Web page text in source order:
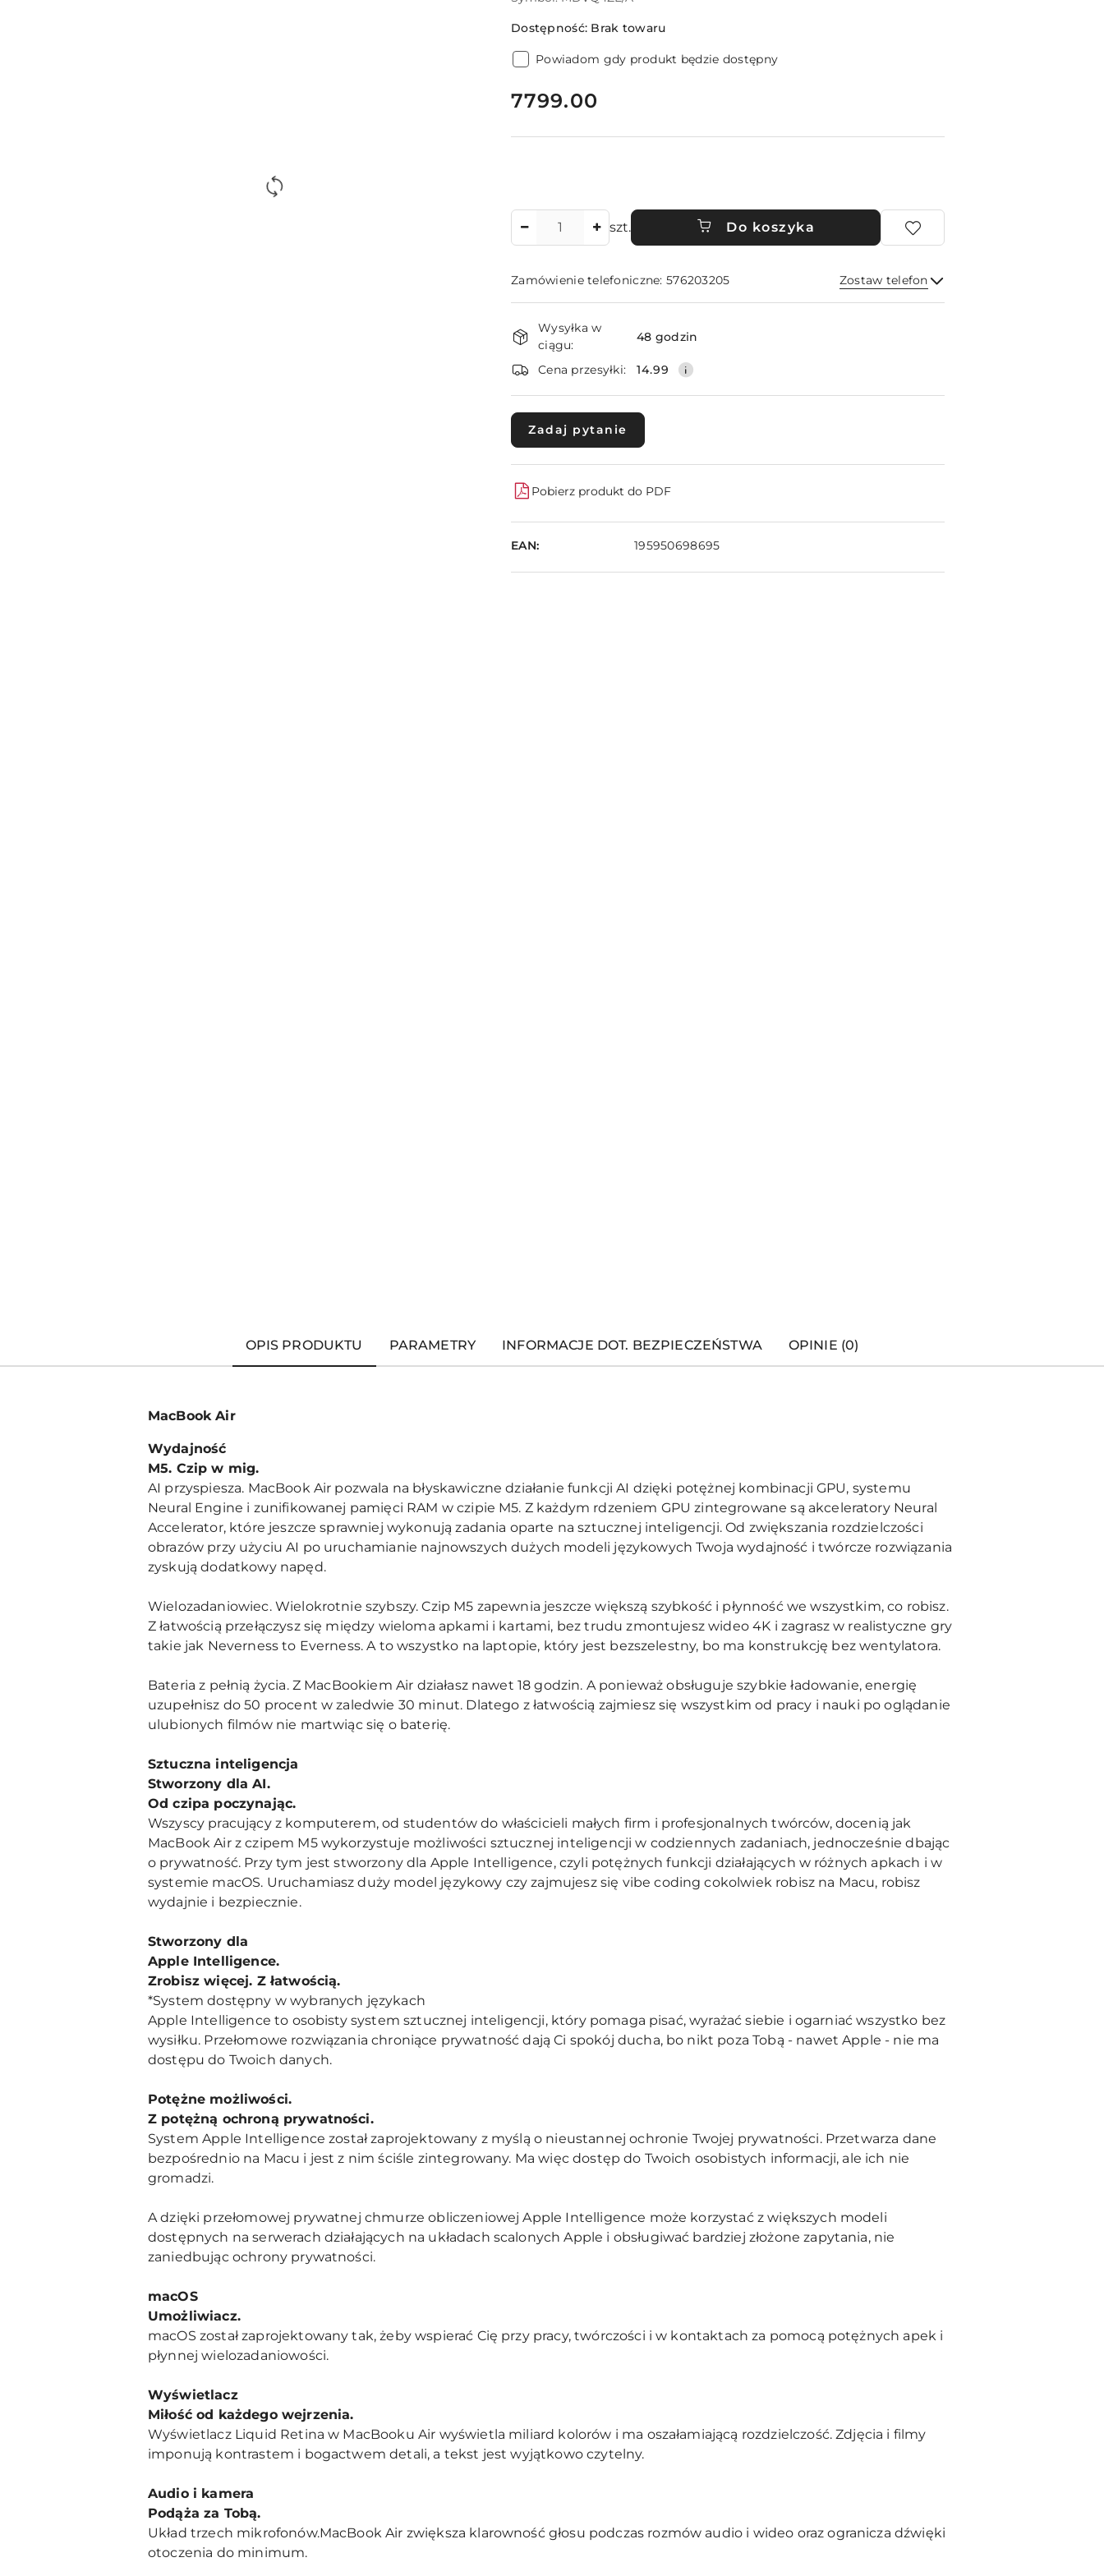
Dostępność: Brak towaru
Powiadom gdy produkt będzie dostępny
cena:
7799.00
szt. Do koszyka
Zamówienie telefoniczne: 576203205 Zostaw telefon
Wyślij
Dostępność
i
dostawa
Wysyłka w
ciągu:
48 godzin
Cena przesyłki: 14.99
Zadaj pytanie
Pobierz produkt do PDF
EAN: 195950698695
OPIS PRODUKTU PARAMETRY INFORMACJE DOT. BEZPIECZEŃSTWA OPINIE (0)
MacBook Air
Wydajność
M5. Czip w mig.
AI przyspiesza. MacBook Air pozwala na błyskawiczne działanie funkcji AI dzięki potężnej kombinacji GPU, systemu
Neural Engine i zunifikowanej pamięci RAM w czipie M5. Z każdym rdzeniem GPU zintegrowane są akceleratory Neural
Accelerator, które jeszcze sprawniej wykonują zadania oparte na sztucznej inteligencji. Od zwiększania rozdzielczości
obrazów przy użyciu AI po uruchamianie najnowszych dużych modeli językowych Twoja wydajność i twórcze rozwiązania
zyskują dodatkowy napęd.
Wielozadaniowiec. Wielokrotnie szybszy. Czip M5 zapewnia jeszcze większą szybkość i płynność we wszystkim, co robisz.
Z łatwością przełączysz się między wieloma apkami i kartami, bez trudu zmontujesz wideo 4K i zagrasz w realistyczne gry
takie jak Neverness to Everness. A to wszystko na laptopie, który jest bezszelestny, bo ma konstrukcję bez wentylatora.
Bateria z pełnią życia. Z MacBookiem Air działasz nawet 18 godzin. A ponieważ obsługuje szybkie ładowanie, energię
uzupełnisz do 50 procent w zaledwie 30 minut. Dlatego z łatwością zajmiesz się wszystkim od pracy i nauki po oglądanie
ulubionych filmów nie martwiąc się o baterię.
Sztuczna inteligencja
Stworzony dla AI.
Od czipa poczynając.
Wszyscy pracujący z komputerem, od studentów do właścicieli małych firm i profesjonalnych twórców, docenią jak
MacBook Air z czipem M5 wykorzystuje możliwości sztucznej inteligencji w codziennych zadaniach, jednocześnie dbając
o prywatność. Przy tym jest stworzony dla Apple Intelligence, czyli potężnych funkcji działających w różnych apkach i w
systemie macOS. Uruchamiasz duży model językowy czy zajmujesz się vibe coding cokolwiek robisz na Macu, robisz
wydajnie i bezpiecznie.
Stworzony dla
Apple Intelligence.
Zrobisz więcej. Z łatwością.
*System dostępny w wybranych językach
Apple Intelligence to osobisty system sztucznej inteligencji, który pomaga pisać, wyrażać siebie i ogarniać wszystko bez
wysiłku. Przełomowe rozwiązania chroniące prywatność dają Ci spokój ducha, bo nikt poza Tobą - nawet Apple - nie ma
dostępu do Twoich danych.
Potężne możliwości.
Z potężną ochroną prywatności.
System Apple Intelligence został zaprojektowany z myślą o nieustannej ochronie Twojej prywatności. Przetwarza dane
bezpośrednio na Macu i jest z nim ściśle zintegrowany. Ma więc dostęp do Twoich osobistych informacji, ale ich nie
gromadzi.
A dzięki przełomowej prywatnej chmurze obliczeniowej Apple Intelligence może korzystać z większych modeli
dostępnych na serwerach działających na układach scalonych Apple i obsługiwać bardziej złożone zapytania, nie
zaniedbując ochrony prywatności.
macOS
Umożliwiacz.
macOS został zaprojektowany tak, żeby wspierać Cię przy pracy, twórczości i w kontaktach za pomocą potężnych apek i
płynnej wielozadaniowości.
Wyświetlacz
Miłość od każdego wejrzenia.
Wyświetlacz Liquid Retina w MacBooku Air wyświetla miliard kolorów i ma oszałamiającą rozdzielczość. Zdjęcia i filmy
imponują kontrastem i bogactwem detali, a tekst jest wyjątkowo czytelny.
Audio i kamera
Podąża za Tobą.
Układ trzech mikrofonów.MacBook Air zwiększa klarowność głosu podczas rozmów audio i wideo oraz ogranicza dźwięki
otoczenia do minimum.